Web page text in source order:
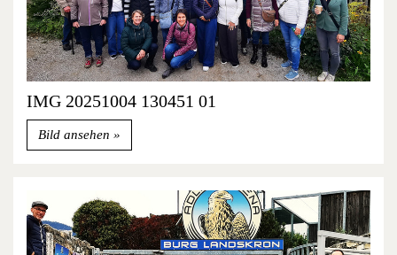
IMG 20251004 130451 01
Bild ansehen